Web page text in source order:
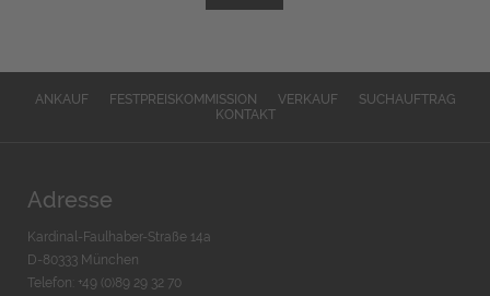
ANKAUF FESTPREISKOMMISSION VERKAUF
SUCHAUFTRAG
KONTAKT
Adresse
Kardinal-Faulhaber-Straße 14a
D-80333 München
Telefon: +49 (0)89 29 32 70